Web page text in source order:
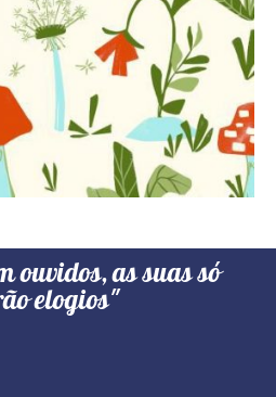
ouvidos, as suas só
elogios"